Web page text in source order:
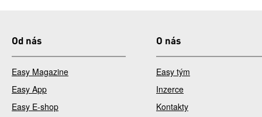
Od nás
Easy Magazine
Easy App
Easy E-shop
O nás
Easy tým
Inzerce
Kontakty